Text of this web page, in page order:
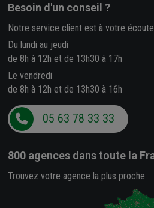
Besoin d'un conseil ?
Notre service client est à votre écoute
Du lundi au jeudi
de 8h à 12h et de 13h30 à 17h
Le vendredi
de 8h à 12h et de 13h30 à 16h
05 63 78 33 33
800 agences dans toute la
Trouvez votre agence la plus proche